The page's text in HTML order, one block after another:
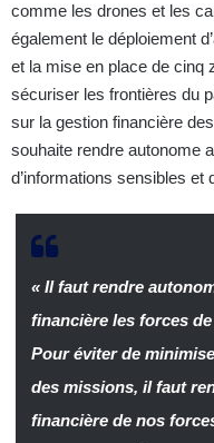
comme les drones et les
également le déploiement
et la mise en place de cinq
sécuriser les frontières du
sur la gestion financière
souhaite rendre autonome
d’informations sensibles
« Il faut rendre
financière les forces
Pour éviter de
des missions, il faut
financière de nos